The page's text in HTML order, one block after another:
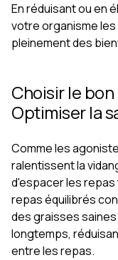
En réduisant ou en
votre organisme
pleinement des
Choisir le
Optimiser la
Comme les
ralentissent la
d'espacer les repas
repas équilibrés
des graisses
longtemps,
entre les repas.